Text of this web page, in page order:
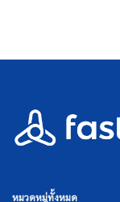
หมวดหมู่ทั้งหมด